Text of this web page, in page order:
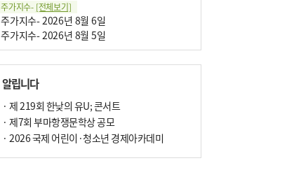
주가지수- [전체보기]
주가지수- 2026년 8월 6일
주가지수- 2026년 8월 5일
알립니다
· 제 219회 한낮의 유U; 콘서트
· 제7회 부마항쟁문학상 공모
· 2026 국제 어린이·청소년 경제아카데미